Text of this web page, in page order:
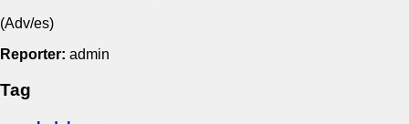
(Adv/es)
Reporter: admin
Tag